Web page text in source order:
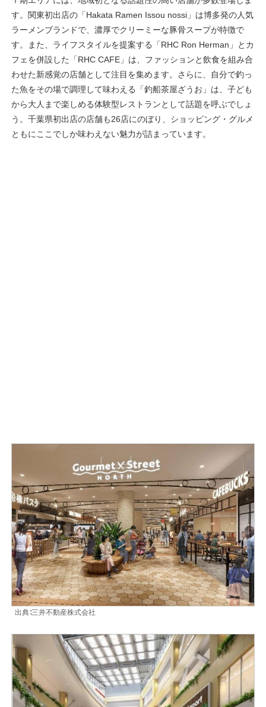
す。関東初出店の「Hakata Ramen Issou nossi」は博多発の人気
ラーメンブランドで、濃厚でクリーミーな豚骨スープが特徴で
す。また、ライフスタイルを提案する「RHC Ron Herman」とカ
フェを併設した「RHC CAFE」は、ファッションと飲食を組み合
わせた新感覚の店舗として注目を集めます。さらに、自分で釣っ
た魚をその場で調理して味わえる「釣船茶屋ざうお」は、子ども
から大人まで楽しめる体験型レストランとして話題を呼ぶでしょ
う。千葉県初出店の店舗も26店にのぼり、ショッピング・グルメ
ともにここでしか味わえない魅力が詰まっています。
出典∶三井不動産株式会社